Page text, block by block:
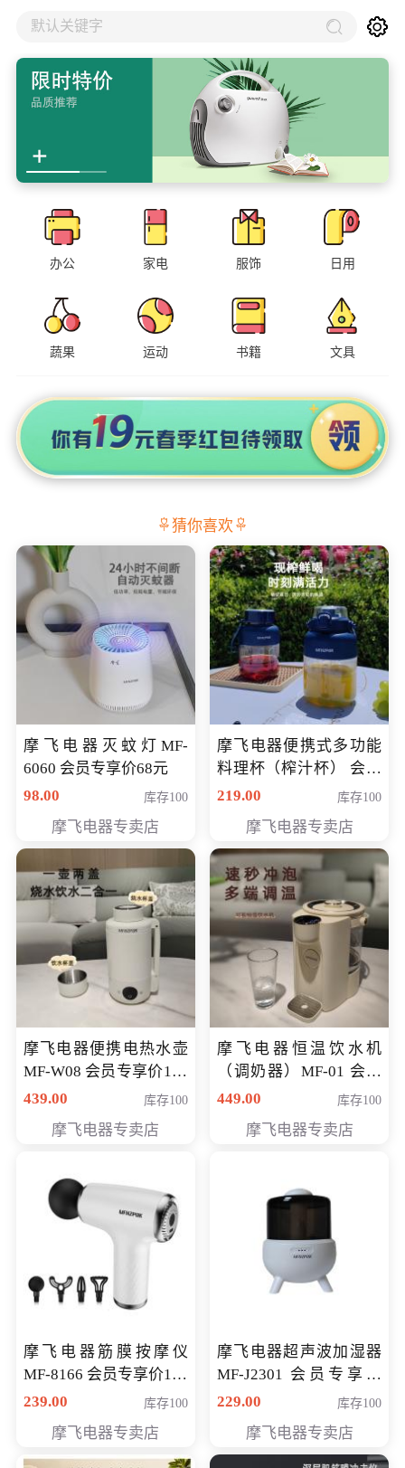
默认关键字
办公 家电 服饰 日用
蔬果 运动 书籍 文具
猜你喜欢
摩飞电器灭蚊灯MF-
6060 会员专享价68元
98.00
库存100
摩飞电器专卖店
摩飞电器便携式多功能
料理杯（榨汁杯） 会员
专享价118元
219.00 库存100
摩飞电器专卖店
摩飞电器便携电热水壶
MF-W08 会员专享价198
元
439.00 库存100
摩飞电器专卖店
摩飞电器恒温饮水机
（调奶器）MF-01 会员
专享价366元
449.00 库存100
摩飞电器专卖店
摩飞电器筋膜按摩仪
MF-8166 会员专享价168
元
239.00 库存100
摩飞电器专卖店
摩飞电器超声波加湿器
MF-J2301 会员专享价
168元
229.00 库存100
摩飞电器专卖店